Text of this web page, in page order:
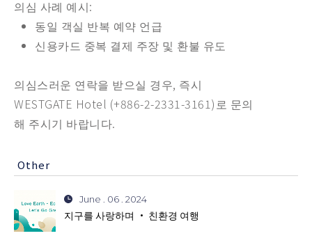
의심 사례 예시:
동일 객실 반복 예약 언급
신용카드 중복 결제 주장 및 환불 유도
의심스러운 연락을 받으실 경우, 즉시
WESTGATE Hotel (+886-2-2331-3161)로 문의
해 주시기 바랍니다.
Other
June . 06 . 2024
지구를 사랑하며 · 친환경 여행